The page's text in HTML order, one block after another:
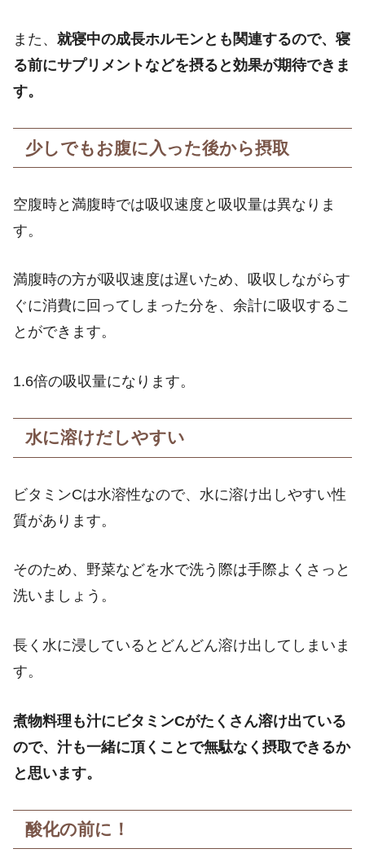
また、 就寝中の成長ホルモンとも関連するので、寝
る前にサプリメントなどを摂ると効果が期待できま
す。
少しでもお腹に入った後から摂取
空腹時と満腹時では吸収速度と吸収量は異なりま
す。
満腹時の方が吸収速度は遅いため、吸収しながらす
ぐに消費に回ってしまった分を、余計に吸収するこ
とができます。
1.6倍の吸収量になります。
水に溶けだしやすい
ビタミンCは水溶性なので、水に溶け出しやすい性
質があります。
そのため、野菜などを水で洗う際は手際よくさっと
洗いましょう。
長く水に浸しているとどんどん溶け出してしまいま
す。
煮物料理も汁にビタミンCがたくさん溶け出ている
ので、汁も一緒に頂くことで無駄なく摂取できるか
と思います。
酸化の前に！